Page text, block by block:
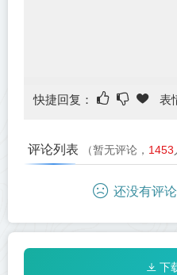
快捷回复： 表
评论列表 （暂无评论， 1453
还没有评
下